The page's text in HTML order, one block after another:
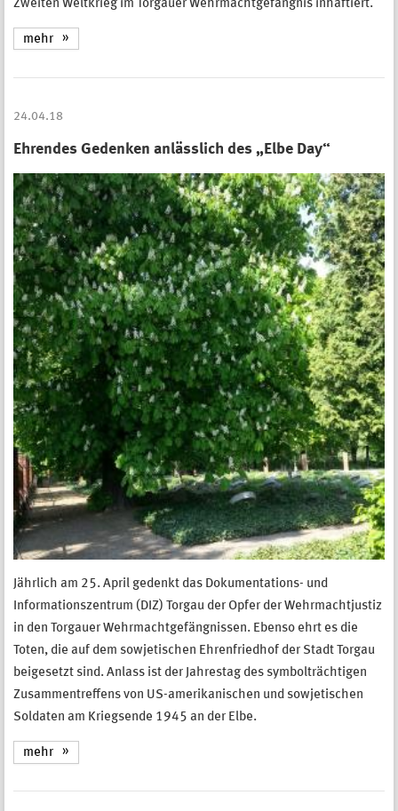
Zweiten Weltkrieg im Torgauer Wehrmachtgefängnis inhaftiert.
mehr
24.04.18
Ehrendes Gedenken anlässlich des „Elbe Day“
Jährlich am 25. April gedenkt das Dokumentations- und
Informationszentrum (DIZ) Torgau der Opfer der Wehrmachtjustiz
in den Torgauer Wehrmachtgefängnissen. Ebenso ehrt es die
Toten, die auf dem sowjetischen Ehrenfriedhof der Stadt Torgau
beigesetzt sind. Anlass ist der Jahrestag des symbolträchtigen
Zusammentreffens von US-amerikanischen und sowjetischen
Soldaten am Kriegsende 1945 an der Elbe.
mehr